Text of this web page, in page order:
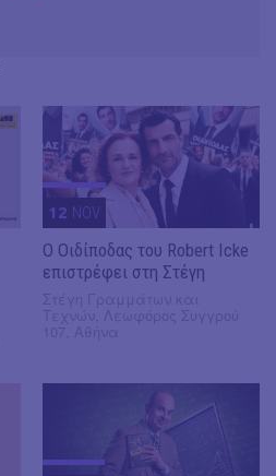
12 NOV
O Οιδίποδας του Robert Icke
επιστρέφει στη Στέγη